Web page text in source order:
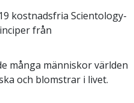
kostnadsfria Scientology-
från
många människor världen
och blomstrar i livet.